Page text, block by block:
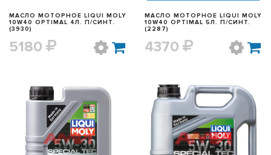
МАСЛО МОТОРНОЕ LIQUI MOLY
10W40 OPTIMAL 4Л. П/СИНТ.
(3930)
5180
МАСЛО МОТОРНОЕ LIQUI MOLY
10W40 OPTIMAL 5Л. П/СИНТ.
(2287)
4370
БЫСТРЫЙ ПРОСМОТР БЫСТРЫЙ ПРОСМОТР